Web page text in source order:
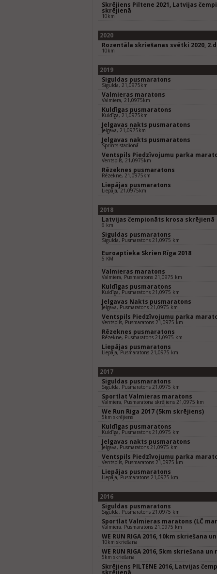
Skrējiens Piltene 2021, Latvijas
skrējienā
10km
2020
Rozentāla skriešanas svētki 2020,
10km
2019
Siguldas pusmaratons
Sigulda, 21,0975km
Valmieras maratons
Valmiera, 21,0975km
Kuldīgas pusmaratons
Kuldīga, 21,0975km
Jelgavas nakts pusmaratons
Jelgava, 21,0975km
Jelgavas nakts pusmaratons
Sprints stadionā
Ventspils Piedzīvojumu parka
Ventspils, 21,0975km
Rēzeknes pusmaratons
Rēzekne, 21,0975km
Liepājas pusmaratons
Liepāja, 21,0975km
2018
Latvijas čempionāts krosa skrējienā
6 km
Siguldas pusmaratons
Sigulda, Pusmaratons 21,0975 km
Euroaptieka Skrien Rīga 2018
5 KM
Valmieras maratons
Valmiera, Pusmaratons 21,0975 km
Kuldīgas pusmaratons
Kuldīga, Pusmaratons 21,0975 km
Jelgavas Nakts pusmaratons
Jelgava, Pusmaratons 21,0975 km
Ventspils Piedzīvojumu parka
Ventspils, Pusmaratons 21,0975 km
Rēzeknes pusmaratons
Rēzekne, Pusmaratons 21,0975 km
Liepājas pusmaratons
Liepāja, Pusmaratons 21,0975 km
2017
Siguldas pusmaratons
Sigulda, Pusmaratons 21,0975 km
Sportlat Valmieras maratons
Valmiera, Pusmaratona skrējiens 21,0975 km
We Run Riga 2017 (5km skrējiens)
5km skrējiens
Kuldīgas pusmaratons
Kuldīga, Pusmaratons 21,0975 km
Jelgavas nakts pusmaratons
Jelgava, Pusmaratons 21,0975 km
Ventspils Piedzīvojumu parka
Ventspils, Pusmaratons 21,0975 km
Liepājas pusmaratons
Liepāja, Pusmaratons 21,0975 km
2016
Siguldas pusmaratons
Sigulda, Pusmaratons 21,0975 km
Sportlat Valmieras maratons (LČ
Valmiera, Pusmaratons 21,0975 km
WE RUN RIGA 2016, 10km skriešana
10km skriešana
WE RUN RIGA 2016, 5km skriešana un
5km skriešana
Skrējiens PILTENE 2016, Latvijas
skrējienā